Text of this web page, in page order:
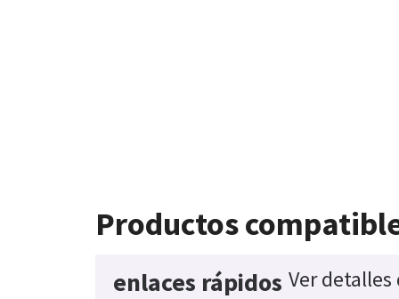
Productos
enlaces rápidos Ver